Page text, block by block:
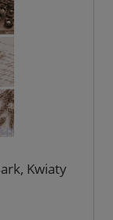
Kwiaty